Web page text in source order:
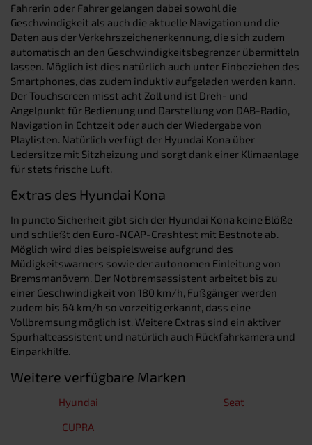
Fahrerin oder Fahrer gelangen dabei sowohl die
Geschwindigkeit als auch die aktuelle Navigation und die
Daten aus der Verkehrszeichenerkennung, die sich zudem
automatisch an den Geschwindigkeitsbegrenzer übermitteln
lassen. Möglich ist dies natürlich auch unter Einbeziehen des
Smartphones, das zudem induktiv aufgeladen werden kann.
Der Touchscreen misst acht Zoll und ist Dreh- und
Angelpunkt für Bedienung und Darstellung von DAB-Radio,
Navigation in Echtzeit oder auch der Wiedergabe von
Playlisten. Natürlich verfügt der Hyundai Kona über
Ledersitze mit Sitzheizung und sorgt dank einer Klimaanlage
für stets frische Luft.
Extras des Hyundai Kona
In puncto Sicherheit gibt sich der Hyundai Kona keine Blöße
und schließt den Euro-NCAP-Crashtest mit Bestnote ab.
Möglich wird dies beispielsweise aufgrund des
Müdigkeitswarners sowie der autonomen Einleitung von
Bremsmanövern. Der Notbremsassistent arbeitet bis zu
einer Geschwindigkeit von 180 km/h, Fußgänger werden
zudem bis 64 km/h so vorzeitig erkannt, dass eine
Vollbremsung möglich ist. Weitere Extras sind ein aktiver
Spurhalteassistent und natürlich auch Rückfahrkamera und
Einparkhilfe.
Weitere verfügbare Marken
Hyundai
Seat
CUPRA